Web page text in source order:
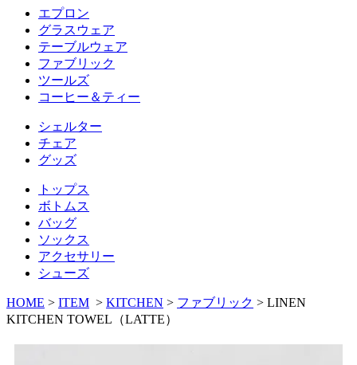
エプロン
グラスウェア
テーブルウェア
ファブリック
ツールズ
コーヒー＆ティー
シェルター
チェア
グッズ
トップス
ボトムス
バッグ
ソックス
アクセサリー
シューズ
HOME > ITEM > KITCHEN > ファブリック > LINEN
KITCHEN TOWEL（LATTE）